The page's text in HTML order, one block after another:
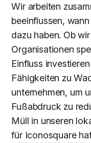
Wir arbeiten
beeinflussen,
dazu haben. Ob
Organisationen
Einfluss
Fähigkeiten zu
unternehmen, um
Fußabdruck zu
Müll in unseren
für Iconosquare